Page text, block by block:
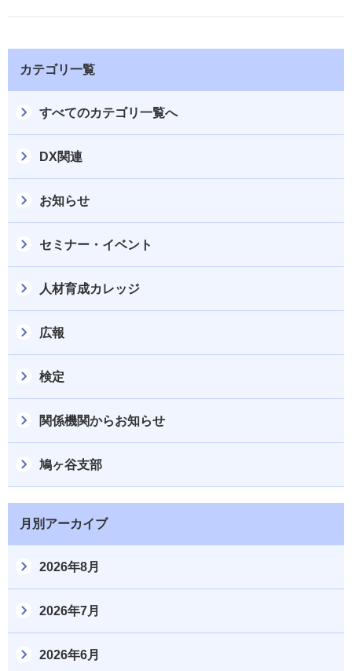
カテゴリ一覧
すべてのカテゴリ一覧へ
DX関連
お知らせ
セミナー・イベント
人材育成カレッジ
広報
検定
関係機関からお知らせ
鳩ヶ谷支部
月別アーカイブ
2026年8月
2026年7月
2026年6月